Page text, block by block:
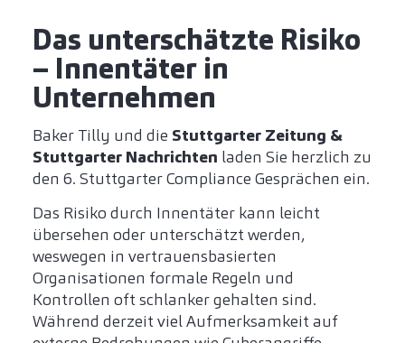
Das unterschätzte Risiko
– Innentäter in
Unternehmen
Baker Tilly und die Stuttgarter Zeitung &
Stuttgarter Nachrichten laden Sie herzlich zu
den 6. Stuttgarter Compliance Gesprächen ein.
Das Risiko durch Innentäter kann leicht
übersehen oder unterschätzt werden,
weswegen in vertrauensbasierten
Organisationen formale Regeln und
Kontrollen oft schlanker gehalten sind.
Während derzeit viel Aufmerksamkeit auf